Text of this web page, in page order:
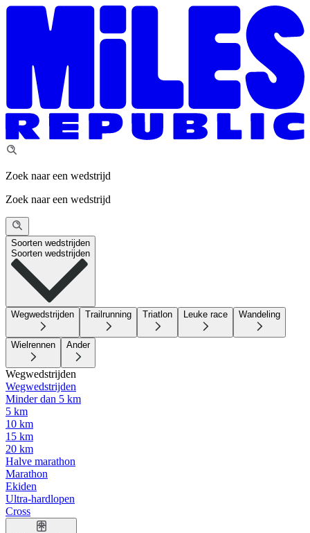
Zoek naar een wedstrijd
Zoek naar een wedstrijd
Soorten wedstrijden
Soorten wedstrijden
Wegwedstrijden Trailrunning Triatlon Leuke race Wandeling
Wielrennen Ander
Wegwedstrijden
Wegwedstrijden
Minder dan 5 km
5 km
10 km
15 km
20 km
Halve marathon
Marathon
Ekiden
Ultra-hardlopen
Cross